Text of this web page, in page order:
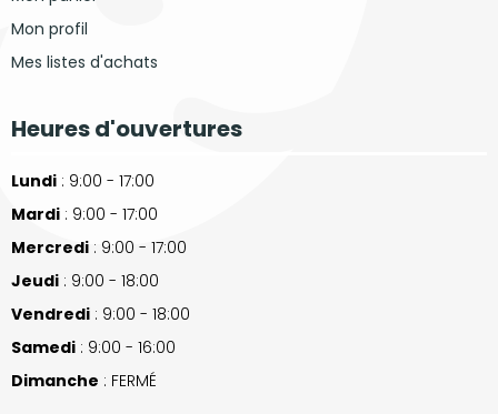
Mon profil
Mes listes d'achats
Heures d'ouvertures
Lundi : 9:00 - 17:00
Mardi : 9:00 - 17:00
Mercredi : 9:00 - 17:00
Jeudi : 9:00 - 18:00
Vendredi : 9:00 - 18:00
Samedi : 9:00 - 16:00
Dimanche : FERMÉ